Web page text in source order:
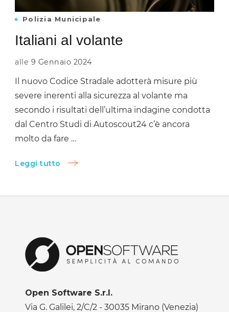
Polizia Municipale
Italiani al volante
alle 9 Gennaio 2024
Il nuovo Codice Stradale adotterà misure più
severe inerenti alla sicurezza al volante ma
secondo i risultati dell’ultima indagine condotta
dal Centro Studi di Autoscout24 c’è ancora
molto da fare …
Leggi tutto
Open Software S.r.l.
Via G. Galilei, 2/C/2 - 30035 Mirano (Venezia)